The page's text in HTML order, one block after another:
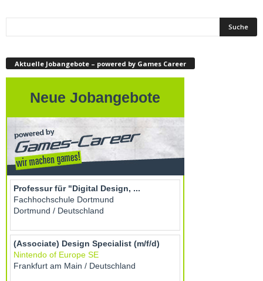
Aktuelle Jobangebote – powered by Games Career